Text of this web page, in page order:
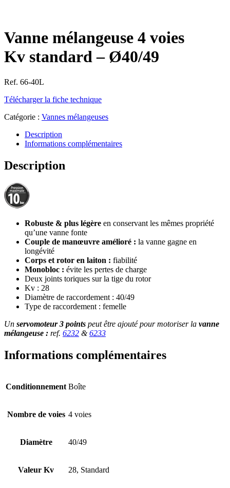
Vanne mélangeuse 4 voies
Kv standard – Ø40/49
Ref. 66-40L
Télécharger la fiche technique
Catégorie : Vannes mélangeuses
Description
Informations complémentaires
Description
Robuste & plus légère en conservant les mêmes propriété
qu’une vanne fonte
Couple de manœuvre amélioré : la vanne gagne en
longévité
Corps et rotor en laiton : fiabilité
Monobloc : évite les pertes de charge
Deux joints toriques sur la tige du rotor
Kv : 28
Diamètre de raccordement : 40/49
Type de raccordement : femelle
Un servomoteur 3 points peut être ajouté pour motoriser la vanne
mélangeuse : ref. 6232 &6233
Informations complémentaires
Conditionnement Boîte
Nombre de voies 4 voies
Diamètre 40/49
Valeur Kv 28, Standard